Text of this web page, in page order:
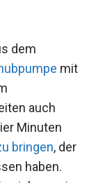
dem
mit
auch
Minuten
bringen, der
haben.